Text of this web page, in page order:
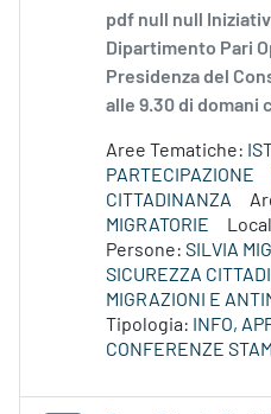
pdf null null
Dipartimento Pari
Presidenza del
alle 9.30 di domani
Aree Tematiche:
PARTECIPAZIONE
CITTADINANZA
MIGRATORIE
Persone: SILVIA
SICUREZZA
MIGRAZIONI E
Tipologia:
INFO,
CONFERENZE